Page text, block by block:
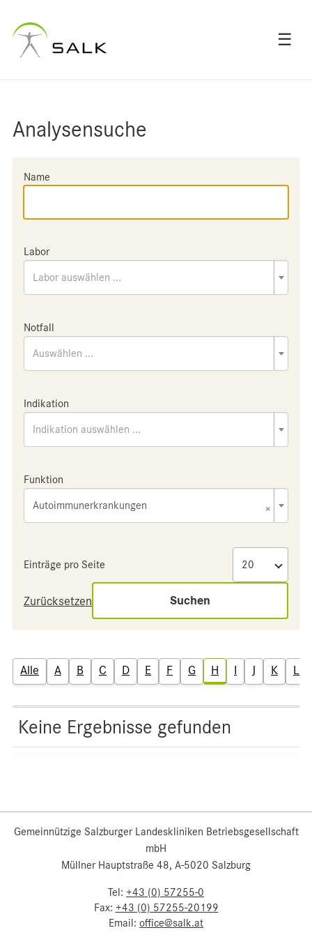
☰
Analysensuche
Name
Labor
Labor auswählen ...
Notfall
Auswählen ...
Indikation
Indikation auswählen ...
Funktion
×
Autoimmunerkrankungen
Einträge pro Seite
Zurücksetzen Suchen
Alle A B C D E F G H I J K L
Keine Ergebnisse gefunden
Gemeinnützige Salzburger Landeskliniken Betriebsgesellschaft
mbH
Müllner Hauptstraße 48, A-5020 Salzburg
Tel: +43 (0) 57255-0
Fax: +43 (0) 57255-20199
Email: office@salk.at